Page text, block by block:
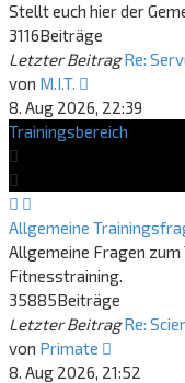
Stellt euch hier der
3116Beiträge
Letzter Beitrag Re:
von M.I.T.
Beitrag
8. Aug 2026, 22:39
Trainingsbereich
Allgemeine
Allgemeine Fragen
Fitnesstraining.
35885Beiträge
Letzter Beitrag Re:
von Primate
Beitrag
8. Aug 2026, 21:52